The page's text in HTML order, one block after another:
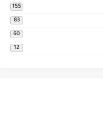
155
83
60
12